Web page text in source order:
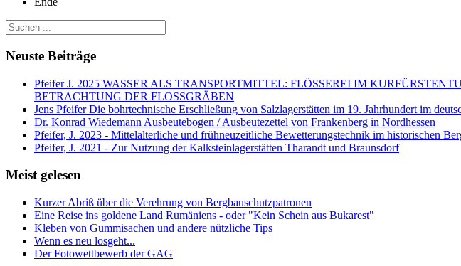
Neuste Beiträge
Pfeifer J. 2025 WASSER ALS TRANSPORTMITTEL: FLÖSSEREI IM
BETRACHTUNG DER FLOSSGRÄBEN
Jens Pfeifer Die bohrtechnische Erschließung von Salzlagerstätten im 19. Jahrhundert im
Dr. Konrad Wiedemann Ausbeutebogen / Ausbeutezettel von Frankenberg in Nordhessen
Pfeifer, J. 2023 - Mittelalterliche und frühneuzeitliche Bewetterungstechnik im historischen
Pfeifer, J. 2021 - Zur Nutzung der Kalksteinlagerstätten Tharandt und Braunsdorf
Meist gelesen
Kurzer Abriß über die Verehrung von Bergbauschutzpatronen
Eine Reise ins goldene Land Rumäniens - oder "Kein Schein aus Bukarest"
Kleben von Gummisachen und andere nützliche Tips
Wenn es neu losgeht...
Der Fotowettbewerb der GAG